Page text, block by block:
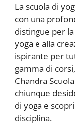
La scuola di
con una
distingue per
yoga e alla
ispirante per
gamma di
Chandra
chiunque
di yoga e
disciplina.